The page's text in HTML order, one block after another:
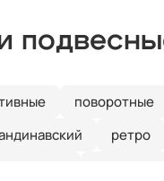
поворотные
ретро